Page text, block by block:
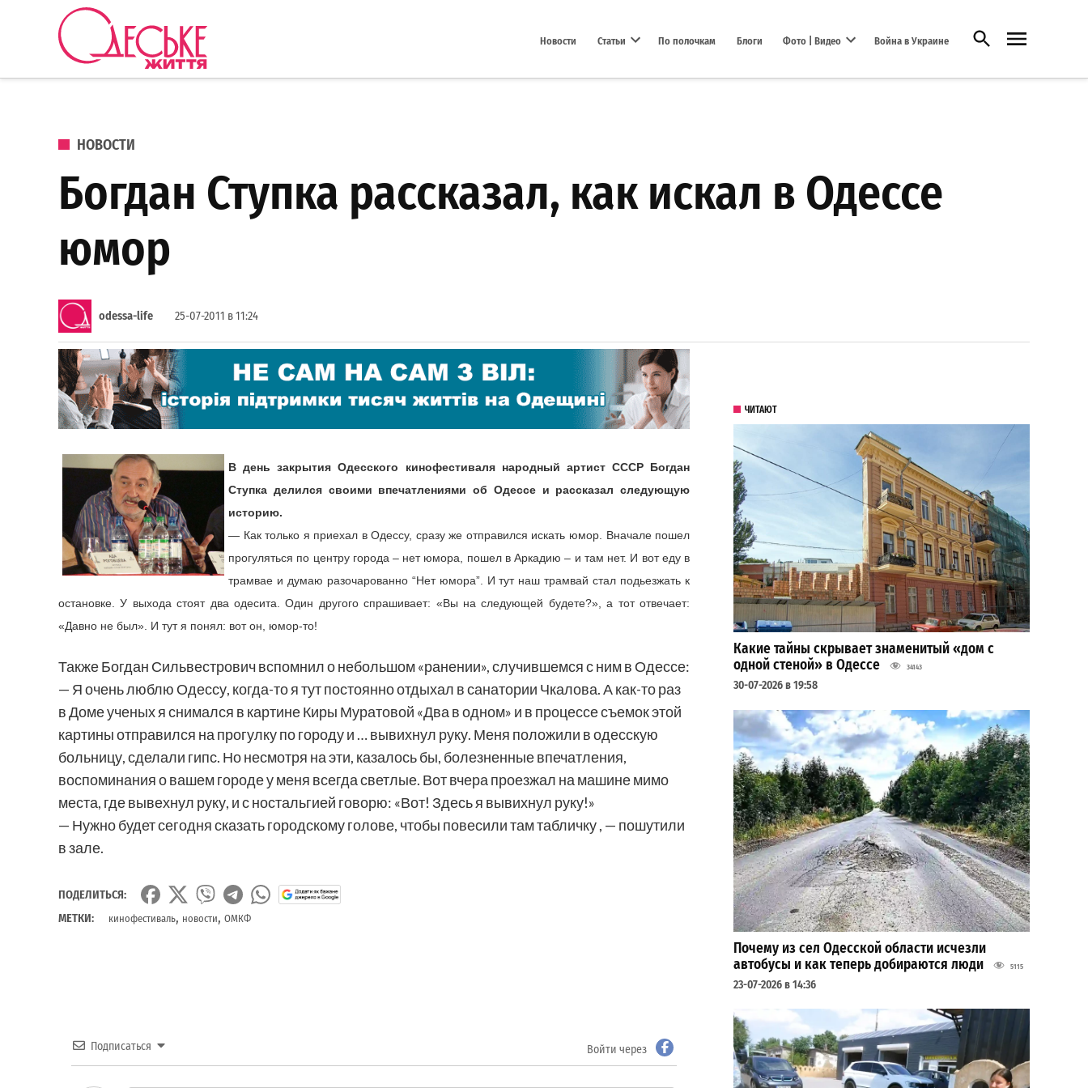
Перейти к содержанию
Новости Статьи По полочкам Блоги Фото | Видео Война в Украине Открыть поиск
ОПУБЛИКОВАНО В
НОВОСТИ
Богдан Ступка рассказал, как искал в Одессе
юмор
odessa-life 25-07-2011 в 11:24
Вдень закрытия Одесского кинофестиваля народный артист СССР Богдан
Ступка делился своими впечатлениями об Одессеи рассказал следующую
историю.
— Кактолько я приехал вОдессу, сразу же отправился искать юмор. Вначале пошел
прогуляться по центру города – нет юмора пошелвАркадию – и там нет. И вот еду в
трамвае и думаю разочарованно“Нет юмора”. И тут наштрамвай стал подьезжать к
остановке . У выхода стоятдваодесита .Один другого спрашивает: «Вы на следующей будете?», а тототвечает:
«Давно не был». И тут я понял: вотон юмор-то!
ТакжеБогдан Сильвестровичвспомнилонебольшом«ранении»,случившемсяс ним в Одессе:
— Яоченьлюблю Одессу, когда-тоя тутпостоянноотдыхал всанатории Чкалова. Акак-тораз
вДомеученыхяснимался в картинеКиры Муратовой «Два водном» и в процессесъемокэтой
картиныотправился на прогулкупогородуи …вывихнул руку. Меня положили водесскую
больницу,сделали гипс. Нонесмотря наэти, казалосьбы, болезненныевпечатления,
воспоминанияовашемгородеуменя всегдасветлые. Вотвчера проезжал на машинемимо
места, гдевывехнул руку, и сностальгией говорю: «Вот! Здесья вывихнул руку!»
— Нужнобудетсегоднясказатьгородскомуголове, чтобы повесилитамтабличку, — пошутили
взале.
ПОДЕЛИТЬСЯ:
МЕТКИ:
кинофестиваль, новости, ОМКФ
Подписаться Войти через
ЧИТАЮТ
Какие тайны скрывает знаменитый «дом с
одной стеной» в Одессе
34143
30-07-2026 в 19:58
Почему из сел Одесской области исчезли
автобусы и как теперь добираются люди
5115
23-07-2026 в 14:36